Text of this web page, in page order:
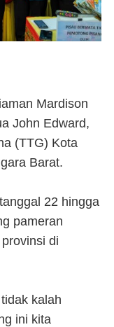
Mardison
John Edward,
(TTG) Kota
Barat.
22 hingga
pameran
di
kalah
ini kita